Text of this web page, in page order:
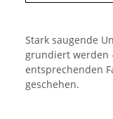
Stark saugende
grundiert werden
entsprechenden
geschehen.